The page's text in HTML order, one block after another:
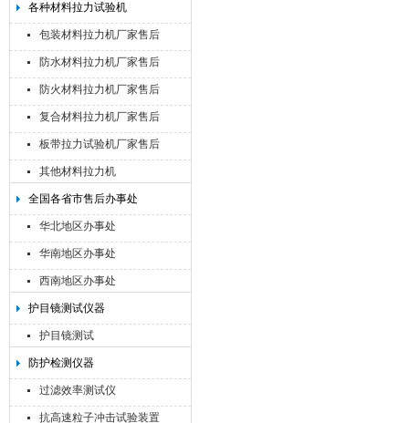
各种材料拉力试验机
包装材料拉力机厂家售后
防水材料拉力机厂家售后
防火材料拉力机厂家售后
复合材料拉力机厂家售后
板带拉力试验机厂家售后
其他材料拉力机
全国各省市售后办事处
华北地区办事处
华南地区办事处
西南地区办事处
护目镜测试仪器
护目镜测试
防护检测仪器
过滤效率测试仪
抗高速粒子冲击试验装置